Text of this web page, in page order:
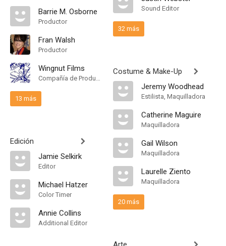
Barrie M. Osborne
Productor
Fran Walsh
Productor
Wingnut Films
Compañía de Produccion
13 más
Edición
Jamie Selkirk
Editor
Michael Hatzer
Color Timer
Annie Collins
Additional Editor
Sound Editor
32 más
Costume & Make-Up
Jeremy Woodhead
Estilista, Maquilladora
Catherine Maguire
Maquilladora
Gail Wilson
Maquilladora
Laurelle Ziento
Maquilladora
20 más